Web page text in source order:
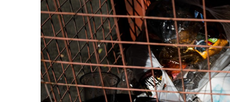
9 Мая — День
Победы!
Уникальное
северное
сияние
запечатлели
над Балтикой